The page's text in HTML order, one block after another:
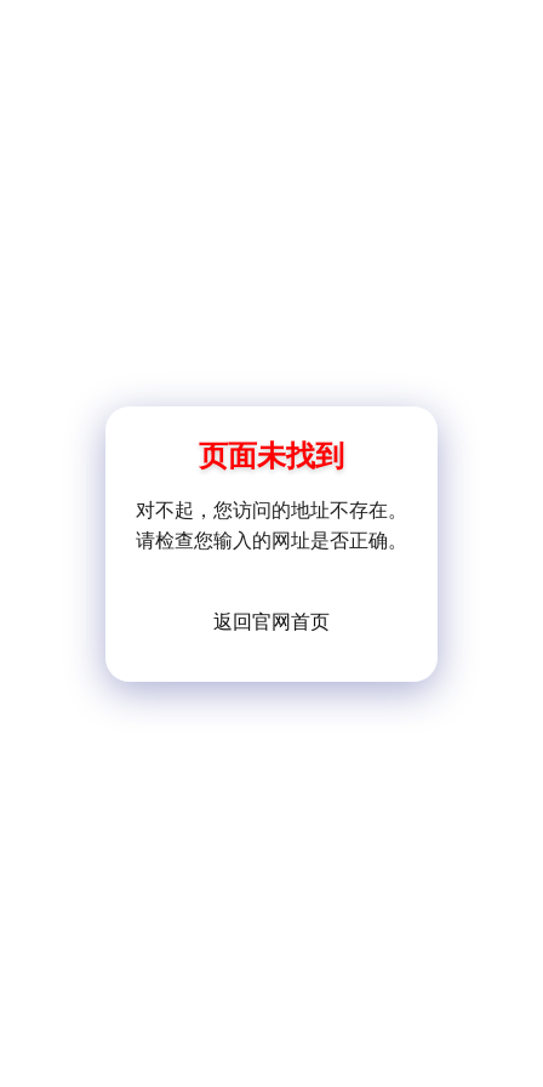
页面未找到
对不起，您访问的地址不存在。
请检查您输入的网址是否正确。
返回官网首页